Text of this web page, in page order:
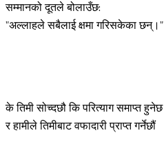
सम्मानको दूतले बोलाउँछ:
"अल्लाहले सबैलाई क्षमा गरिसकेका छन्।"
के तिमी सोच्दछौ कि परित्याग समाप्त हुनेछ
र हामीले तिमीबाट वफादारी प्राप्त गर्नेछौं